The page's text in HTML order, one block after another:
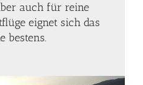
auch für reine
eignet sich das
bestens.